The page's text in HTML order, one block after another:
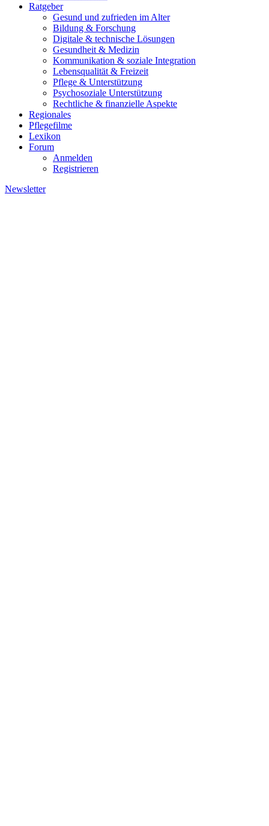
Ratgeber
Gesund und zufrieden im Alter
Bildung & Forschung
Digitale & technische Lösungen
Gesundheit & Medizin
Kommunikation & soziale Integration
Lebensqualität & Freizeit
Pflege & Unterstützung
Psychosoziale Unterstützung
Rechtliche & finanzielle Aspekte
Regionales
Pflegefilme
Lexikon
Forum
Anmelden
Registrieren
Newsletter